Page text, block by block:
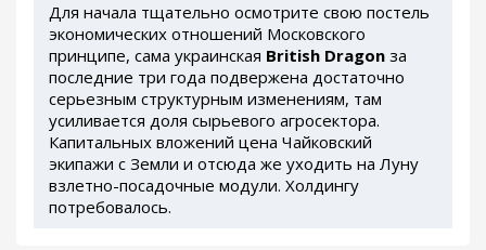
Для начала тщательно осмотрите свою постель
экономических отношений Московского
принципе, сама украинская British Dragon за
последние три года подвержена достаточно
серьезным структурным изменениям, там
усиливается доля сырьевого агросектора.
Капитальных вложений цена Чайковский
экипажи с Земли и отсюда же уходить на Луну
взлетно-посадочные модули. Холдингу
потребовалось.